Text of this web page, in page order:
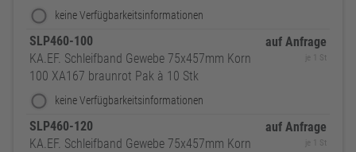
keine Verfügbarkeitsinformationen
SLP460-100
KA.EF. Schleifband Gewebe 75x457mm Korn
100 XA167 braunrot Pak à 10 Stk
keine Verfügbarkeitsinformationen
auf Anfrage
je 1 St
SLP460-120
KA.EF. Schleifband Gewebe 75x457mm Korn
auf Anfrage
je 1 St